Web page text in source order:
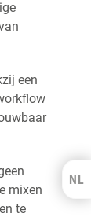
Benelux NL
een
mixen
te